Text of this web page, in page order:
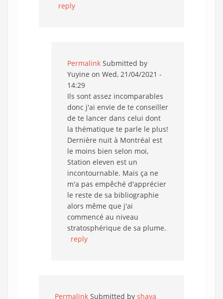
reply
Permalink Submitted by
Yuyine on Wed, 21/04/2021 -
14:29
Ils sont assez incomparables
donc j'ai envie de te conseiller
de te lancer dans celui dont
la thématique te parle le plus!
Dernière nuit à Montréal est
le moins bien selon moi,
Station eleven est un
incontournable. Mais ça ne
m'a pas empêché d'apprécier
le reste de sa bibliographie
alors même que j'ai
commencé au niveau
stratosphérique de sa plume.
reply
Permalink Submitted by shaya